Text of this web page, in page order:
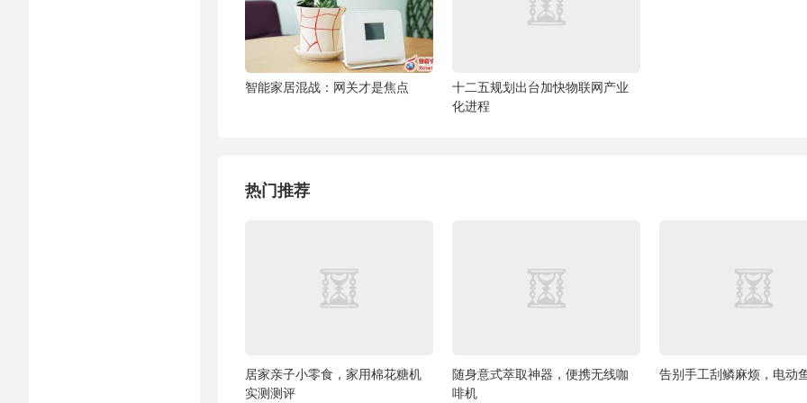
智能家居混战：网关才是焦点
十二五规划出台加快物联网产业
化进程
热门推荐
居家亲子小零食，家用棉花糖机
实测测评
随身意式萃取神器，便携无线咖
啡机
告别手工刮鳞麻烦，电动